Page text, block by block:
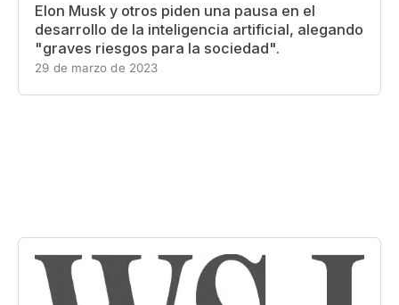
Elon Musk y otros piden una pausa en el
desarrollo de la inteligencia artificial, alegando
"graves riesgos para la sociedad".
29 de marzo de 2023